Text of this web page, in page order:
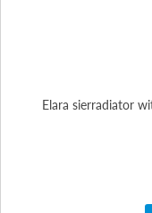
Elara sierradiator